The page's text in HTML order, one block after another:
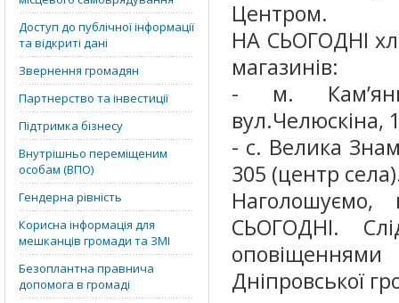
Доступ до публічної інформації
та відкриті дані
Звернення громадян
Партнерство та інвестиції
Підтримка бізнесу
Внутрішньо переміщеним
особам (ВПО)
Гендерна рівність
Корисна інформація для
мешканців громади та ЗМІ
Безоплантна правнича
допомога в громаді
Центром.
НА СЬОГОДНІ
магазинів:
- м.
вул.Челюскіна,
- с. Велика
305 (центр
СЬОГОДНІ.
Дніпровської